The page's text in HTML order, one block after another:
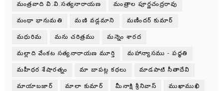
మంత్రవాది వి.వి.సత్యనారాయణ మంత్రాల పూర్ణచంద్రరావు
మంథా భానుమతి మణి వడ్లమాని మణీందర్ కుమార్
మధురిమ మను చరిత్రము మన్నెం శారద
మల్లాది వేంకట సత్యనారాయణ మూర్తి మహాన్యాసము - పధ్ధతి
మహీధర శేషారత్నం మా బాపట్ల కధలు మాడపాటి సీతాదేవి
మాయాబజార్ మాలా కుమార్ మీనాక్షి శ్రీనివాస్ ముఖాముఖి